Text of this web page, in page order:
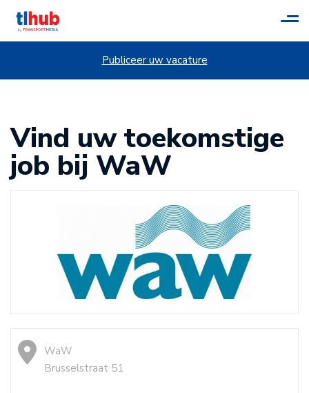
Publiceer uw vacature
Vind uw toekomstige
job bij WaW
WaW
Brusselstraat 51